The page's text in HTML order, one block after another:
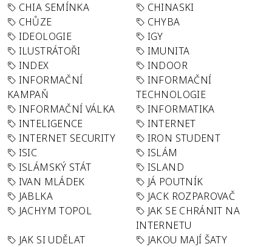
CHIA SEMÍNKA
CHINASKI
CHŮZE
CHYBA
IDEOLOGIE
IGY
ILUSTRÁTOŘI
IMUNITA
INDEX
INDOOR
INFORMAČNÍ
KAMPAŇ
INFORMAČNÍ
TECHNOLOGIE
INFORMAČNÍ VÁLKA
INFORMATIKA
INTELIGENCE
INTERNET
INTERNET SECURITY
IRON STUDENT
ISIC
ISLÁM
ISLÁMSKÝ STÁT
ISLAND
IVAN MLÁDEK
JÁ POUTNÍK
JABLKA
JACK ROZPAROVAČ
JACHYM TOPOL
JAK SE CHRÁNIT NA
INTERNETU
JAK SI UDĚLAT
JAKOU MAJÍ ŠATY